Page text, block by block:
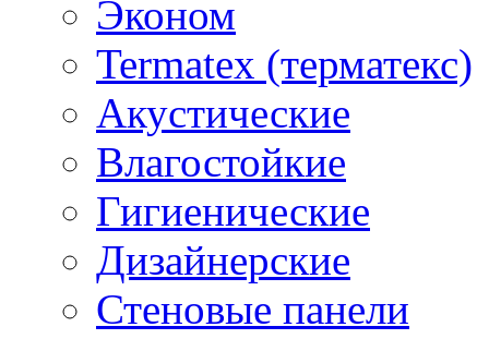
Эконом
Termatex (терматекс)
Акустические
Влагостойкие
Гигиенические
Дизайнерские
Стеновые панели